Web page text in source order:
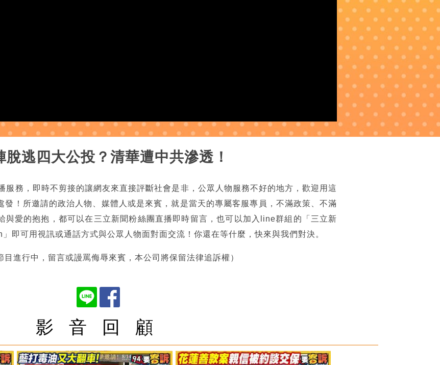
逃四大公投？清華遭中共滲透！
服務，即時不剪接的讓網友來直接評斷社會是非，公眾人物服務不好的地方，歡迎用這
發！所邀請的政治人物、媒體人或是來賓，就是當天的專屬客服專員，不滿政策、不滿
與愛的抱抱，都可以在三立新聞粉絲團直播即時留言，也可以加入line群組的「三立新
即可用視訊或通話方式與公眾人物面對面交流！你還在等什麼，快來與我們對決。
目進行中，留言或謾罵侮辱來賓，本公司將保留法律追訴權）
影 音 回 顧